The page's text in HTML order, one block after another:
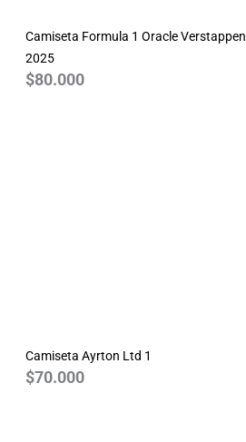
Camiseta Formula 1 Oracle Verstappen
2025
$80.000
Camiseta Ayrton Ltd 1
$70.000